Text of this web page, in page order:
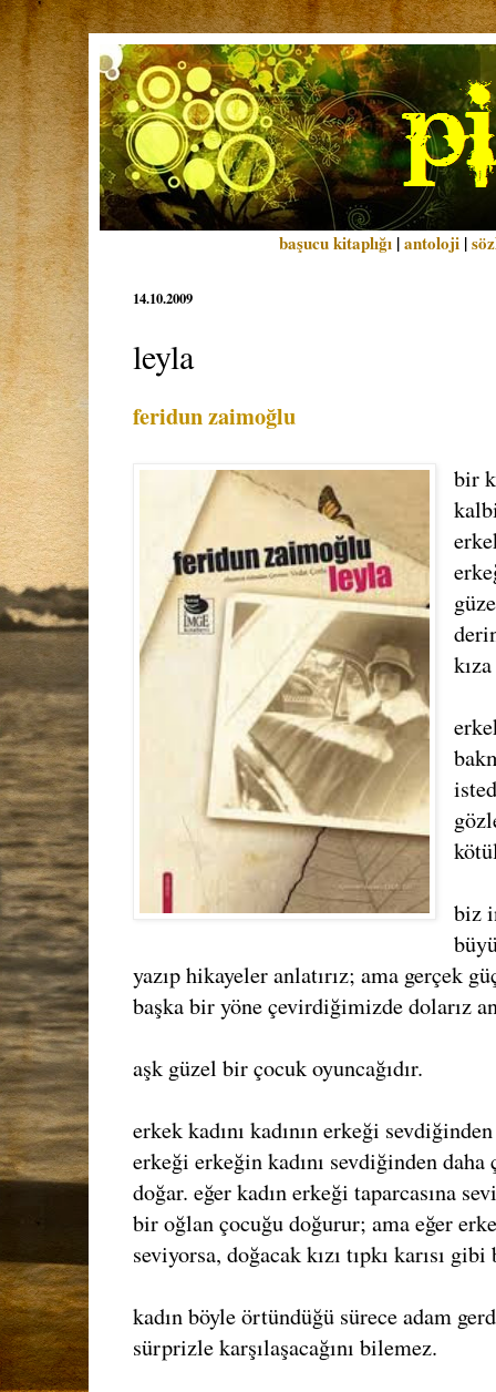
başucu kitaplığı |antoloji |
14.10.2009
leyla
feridun zaimoğlu
bir
biz
yazıp hikayeler anlatırız; ama gerçek
başka bir yöne çevirdiğimizde dolarız
aşk güzel bir çocuk oyuncağıdır.
erkek kadını kadının erkeği
erkeği erkeğin kadını sevdiğinden daha
doğar. eğer kadın erkeği taparcasına
bir oğlan çocuğu doğurur; ama eğer
seviyorsa, doğacak kızı tıpkı karısı
kadın böyle örtündüğü sürece adam
sürprizle karşılaşacağını bilemez.